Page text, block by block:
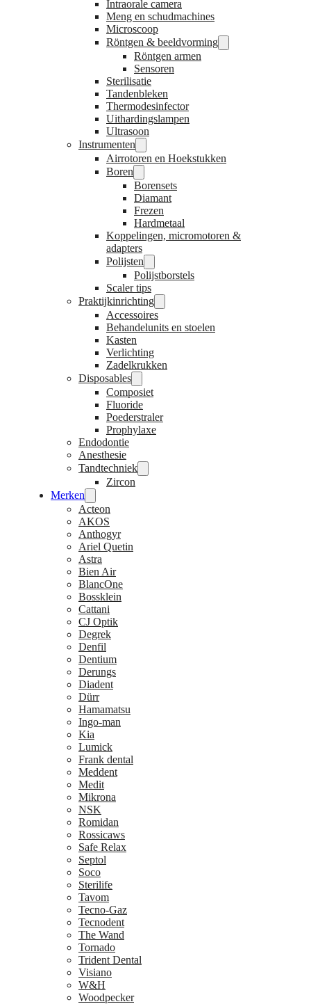
Intraorale camera
Meng en schudmachines
Microscoop
Röntgen & beeldvorming
Röntgen armen
Sensoren
Sterilisatie
Tandenbleken
Thermodesinfector
Uithardingslampen
Ultrasoon
Instrumenten
Airrotoren en Hoekstukken
Boren
Borensets
Diamant
Frezen
Hardmetaal
Koppelingen, micromotoren &
adapters
Polijsten
Polijstborstels
Scaler tips
Praktijkinrichting
Accessoires
Behandelunits en stoelen
Kasten
Verlichting
Zadelkrukken
Disposables
Composiet
Fluoride
Poederstraler
Prophylaxe
Endodontie
Anesthesie
Tandtechniek
Zircon
Merken
Acteon
AKOS
Anthogyr
Ariel Quetin
Astra
Bien Air
BlancOne
Bossklein
Cattani
CJ Optik
Degrek
Denfil
Dentium
Derungs
Diadent
Dürr
Hamamatsu
Ingo-man
Kia
Lumick
Frank dental
Meddent
Medit
Mikrona
NSK
Romidan
Rossicaws
Safe Relax
Septol
Soco
Sterilife
Tavom
Tecno-Gaz
Tecnodent
The Wand
Tornado
Trident Dental
Visiano
W&H
Woodpecker